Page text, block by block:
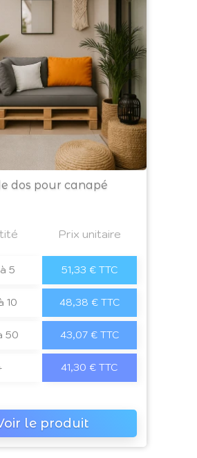
dos pour canapé
Prix unitaire
5 51,33 € TTC
10 48,38 € TTC
50 43,07 € TTC
41,30 € TTC
le produit